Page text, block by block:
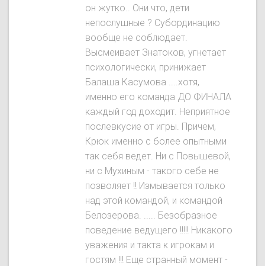
он жутко.. Они что, дети
непослушные ? Субординацию
вообще не соблюдает.
Высмеивает Знатокoв, угнетает
психологически, принижает
Балаша Касумова ....хотя,
именно его команда ДО ФИНАЛА
каждый год доходит. Неприятное
послевкусие от игры. Причем,
Крюк именно с более опытными
так себя ведет. Ни с Повышевой,
ни с Мухиным - такого себе не
позволяет !! Измывается только
над этой командой, и командой
Белозерова. ..... Безобразное
поведение ведущего !!!!! Никакого
уважения и такта к игрокам и
гостям !!! Еще странный момент -